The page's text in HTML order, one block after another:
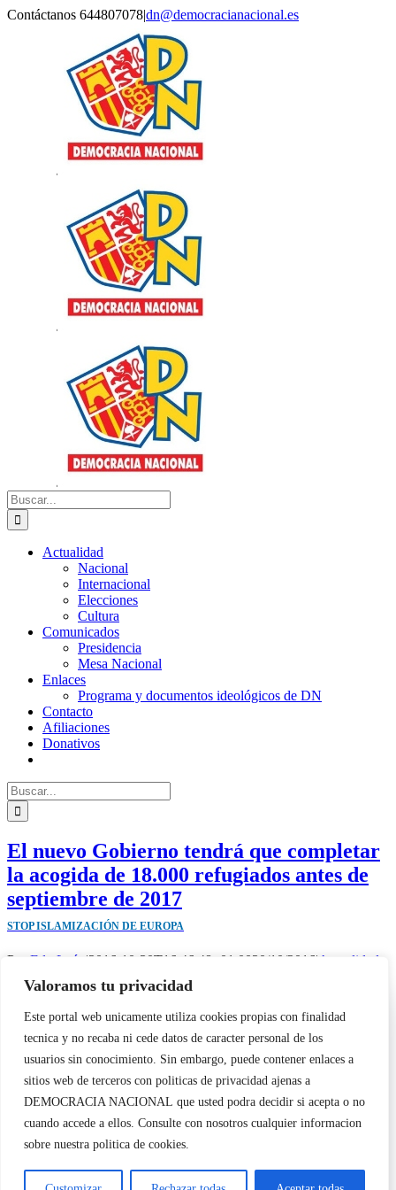
Valoramos tu privacidad
Este portal web unicamente utiliza cookies propias con finalidad
tecnica y no recaba ni cede datos de caracter personal de los
usuarios sin conocimiento. Sin embargo, puede contener enlaces a
sitios web de terceros con politicas de privacidad ajenas a
DEMOCRACIA NACIONAL que usted podra decidir si acepta o no
cuando accede a ellos. Consulte con nosotros cualquier informacion
sobre nuestra politica de cookies.
Saltar
Contáctanos 644807078|dn@democracianacional.es
Buscar:
Actualidad
Nacional
Internacional
Elecciones
Cultura
Comunicados
Presidencia
Mesa Nacional
Enlaces
Programa y documentos ideológicos de DN
Contacto
Afiliaciones
Donativos
Buscar:
El nuevo Gobierno tendrá que completar
la acogida de 18.000 refugiados antes de
septiembre de 2017
STOP ISLAMIZACIÓN DE EUROPA
Por Edu León |2016-10-30T16:46:48+01:0030/10/2016| Actualidad
Más información
Copyright 2023 |Democracia Nacional | All Rights Reserved
Facebook
Twitter
Instagram
Page load link
Warning
: Undefined variable $visibility_homepage in
/home/demopwcr/public_html/wp-content/plugins/kn-mobile-
sharebar/kn_mobile_sharebar.php
funcionamiento de la web, medir su uso y mejorar nuestros
servicios. Puede aceptar todas las cookies, rechazar las no
necesarias o configurar sus preferencias. Política de cookies
Aceptar todo
Rechazar
Configurar